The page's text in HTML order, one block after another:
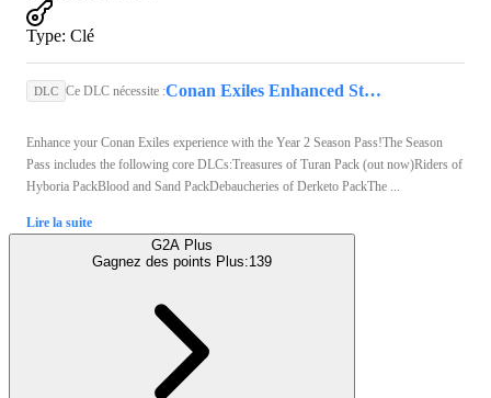
Type: Clé
DLC Ce DLC nécessite : Conan Exiles Enhanced Steam Key GLOBAL
Enhance your Conan Exiles experience with the Year 2 Season Pass!The Season
Pass includes the following core DLCs:Treasures of Turan Pack (out now)Riders of
Hyboria PackBlood and Sand PackDebaucheries of Derketo PackThe ...
Lire la suite
G2A Plus
Gagnez des points Plus:139